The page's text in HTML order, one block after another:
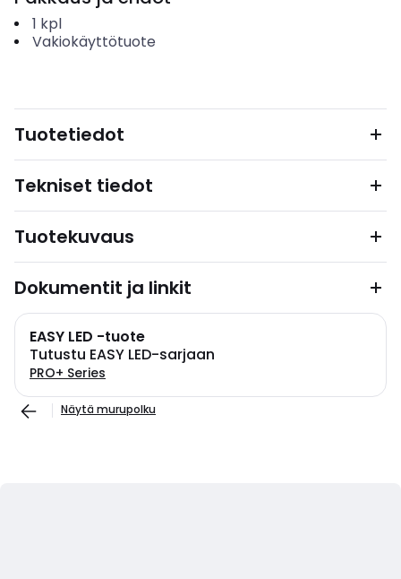
1 kpl
Vakiokäyttötuote
Tuotetiedot
Tekniset tiedot
Tuotekuvaus
Dokumentit ja linkit
EASY LED -tuote
Tutustu EASY LED-sarjaan
PRO+ Series
Näytä murupolku